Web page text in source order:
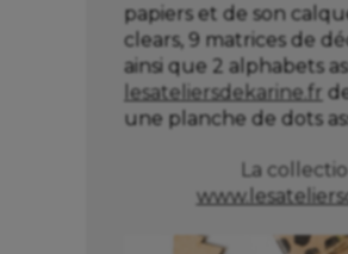
papiers et de son
clears, 9 matrices de
ainsi que 2 alphabets
lesateliersdekarine.fr
une planche de dots
La